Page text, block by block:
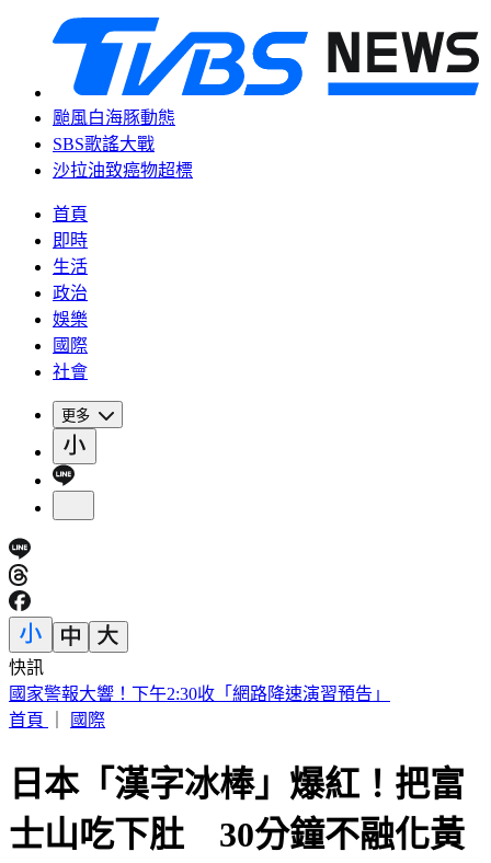
颱風白海豚動態
SBS歌謠大戰
沙拉油致癌物超標
首頁
即時
生活
政治
娛樂
國際
社會
更多
快訊
快訊／小刀證實離婚！「台玻駙馬」身分驚早已成過去式
首頁
國際
日本「漢字冰棒」爆紅！把富
士山吃下肚 30分鐘不融化黃